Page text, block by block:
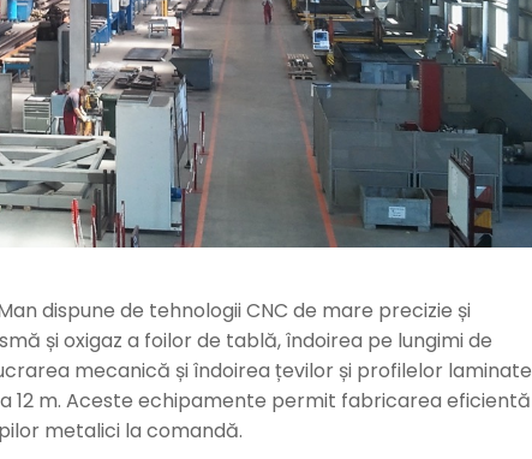
dispune de tehnologii CNC de mare precizie și
și oxigaz a foilor de tablă, îndoirea pe lungimi de
mecanică și îndoirea țevilor și profilelor laminate
12 m. Aceste echipamente permit fabricarea eficientă
metalici la comandă.